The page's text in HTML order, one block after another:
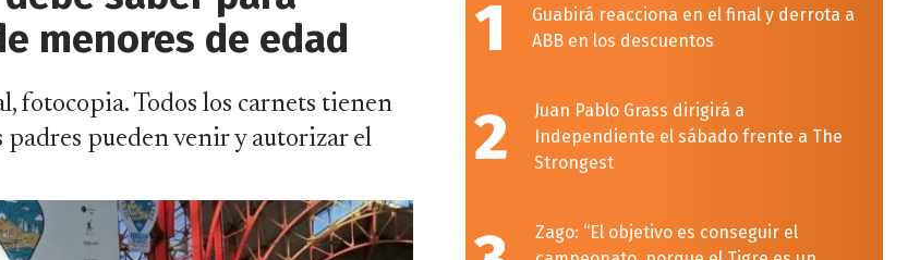
menores de edad
fotocopia. Todos los carnets tienen
padres pueden venir y autorizar el
1
Guabirá reacciona en el final y derrota a
ABB en los descuentos
2
Juan Pablo Grass dirigirá a
Independiente el sábado frente a The
Strongest
Zago: “El objetivo es conseguir el